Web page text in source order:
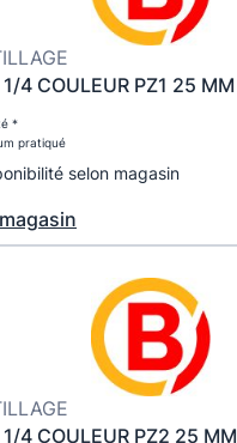
4 COULEUR PZ1 25 MM
*
pratiqué
selon magasin
4 COULEUR PZ2 25 MM